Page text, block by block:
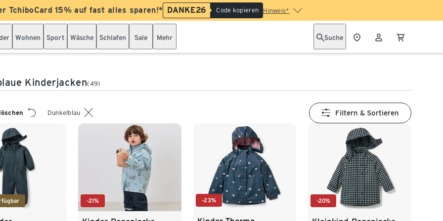
TchiboCard 15% auf fast alles sparen!* DANKE26 Code kopieren Hinweis*
Wohnen Sport Wäsche Schlafen Sale Mehr Suche
Kinderjacken(49)
Dunkelblau Filtern & Sortieren
-21% -23% -20%